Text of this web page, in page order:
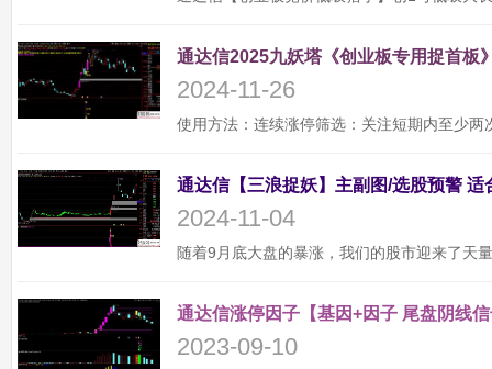
通达信2025九妖塔《创业板专用捉首板
2024-11-26
2024-11-04
通达信涨停因子【基因+因子 尾盘阴线
2023-09-10